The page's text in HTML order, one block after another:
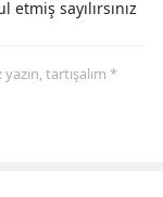
etmiş sayılırsınız
tartışalım *